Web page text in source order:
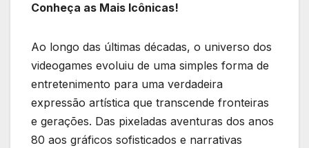
Conheça as Mais Icônicas!
Ao longo das‍ últimas décadas, o universo dos
videogames evoluiu de ‍uma simples forma de
entretenimento para uma verdadeira
expressão artística que transcende fronteiras
e gerações. Das pixeladas ‍aventuras dos ‌anos
80 aos gráficos⁢ sofisticados ⁢e ​narrativas